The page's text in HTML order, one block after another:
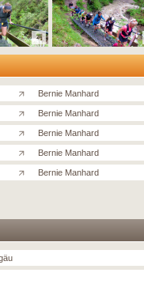
Bernie Manhard
Bernie Manhard
Bernie Manhard
Bernie Manhard
Bernie Manhard